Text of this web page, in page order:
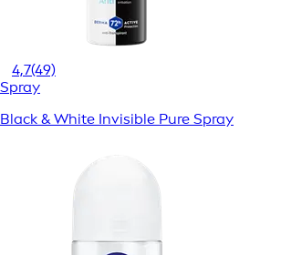
4,7(49)
Spray
Black & White Invisible Pure Spray